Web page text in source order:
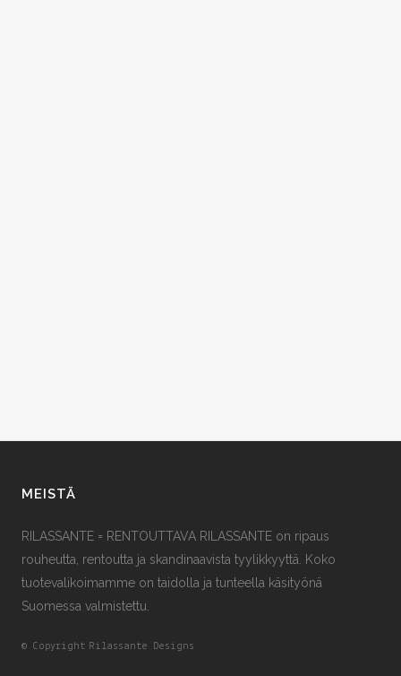
MEISTÄ
RILASSANTE = RENTOUTTAVA RILASSANTE on ripaus
rouheutta, rentoutta ja skandinaavista tyylikkyyttä. Koko
tuotevalikoimamme on taidolla ja tunteella käsityönä
Suomessa valmistettu.
© Copyright Rilassante Designs